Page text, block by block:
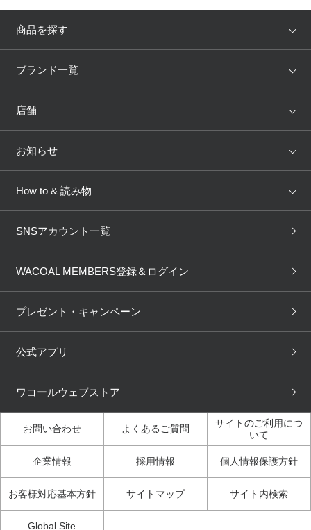
商品を探す
アイテム
トピックス
ブランド一覧
WACOAL
AMPHI une nana cool
OUR WACOAL
WACOAL Remamma Mens Innerwear
Licensed Brands
店舗
店舗を探す
ブラ無料診断
3Dボディスキャン
お知らせ
新着情報
商品回収
ニュース＆トピックス
How to & 読み物
下着の基礎知識
ブラパン ワコールスタイル
大人の工場見学inベトナム
人間科学研究開発センター見
学
ガイド（マンガ）
3Dボディスキャン体験（マ
SNSアカウント一覧
WACOAL MEMBERS登録＆ログイン
プレゼント・キャンペーン
公式アプリ
ワコールウェブストア
お問い合わせ よくあるご質問
サイトのご利用につ
いて
企業情報 採用情報 個人情報保護方針
お客様対応基本方針 サイトマップ サイト内検索
Global Site